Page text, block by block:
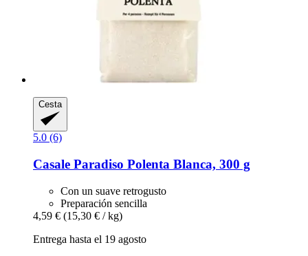
Cesta
5.0 (6)
Casale Paradiso Polenta Blanca, 300 g
Con un suave retrogusto
Preparación sencilla
4,59 € (15,30 € / kg)
Entrega hasta el 19 agosto